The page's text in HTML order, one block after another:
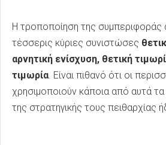
Η τροποποίηση της συμπεριφοράς
τέσσερις κύριες συνιστώσες
αρνητική ενίσχυση, θετική
τιμωρία. Είναι πιθανό ότι οι
χρησιμοποιούν κάποια από αυτά
της στρατηγικής τους πειθαρχίας